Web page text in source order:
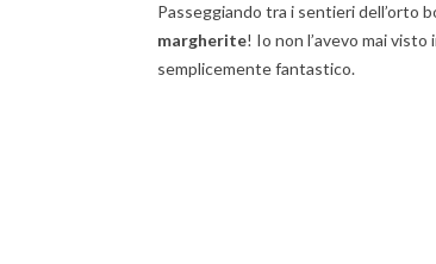
Passeggiando tra i sentieri dell’orto
margherite! Io non l’avevo mai
semplicemente fantastico.